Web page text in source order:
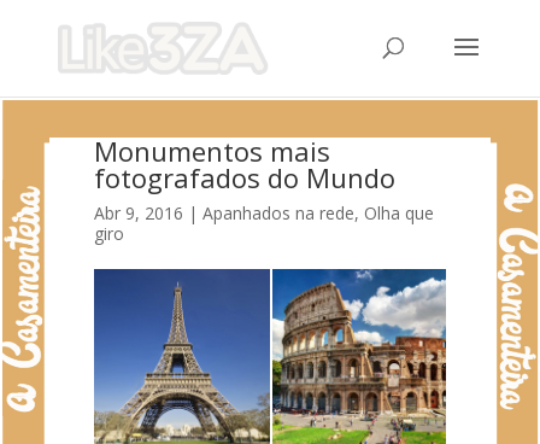
Monumentos mais
fotografados do Mundo
Abr 9, 2016 | Apanhados na rede, Olha que
giro